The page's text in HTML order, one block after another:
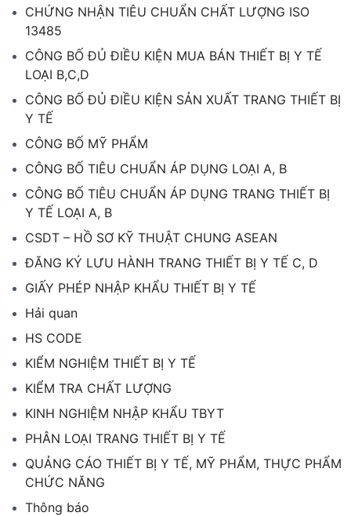
CHỨNG NHẬN TIÊU CHUẨN CHẤT LƯỢNG ISO
13485
CÔNG BỐ ĐỦ ĐIỀU KIỆN MUA BÁN THIẾT BỊ Y TẾ
LOẠI B,C,D
CÔNG BỐ ĐỦ ĐIỀU KIỆN SẢN XUẤT TRANG THIẾT BỊ
Y TẾ
CÔNG BỐ MỸ PHẨM
CÔNG BỐ TIÊU CHUẨN ÁP DỤNG LOẠI A, B
CÔNG BỐ TIÊU CHUẨN ÁP DỤNG TRANG THIẾT BỊ
Y TẾ LOẠI A, B
CSDT – HỒ SƠ KỸ THUẬT CHUNG ASEAN
ĐĂNG KÝ LƯU HÀNH TRANG THIẾT BỊ Y TẾ C, D
GIẤY PHÉP NHẬP KHẨU THIẾT BỊ Y TẾ
Hải quan
HS CODE
KIỂM NGHIỆM THIẾT BỊ Y TẾ
KIỂM TRA CHẤT LƯỢNG
KINH NGHIỆM NHẬP KHẨU TBYT
PHÂN LOẠI TRANG THIẾT BỊ Y TẾ
QUẢNG CÁO THIẾT BỊ Y TẾ, MỸ PHẨM, THỰC PHẨM
CHỨC NĂNG
Thông báo